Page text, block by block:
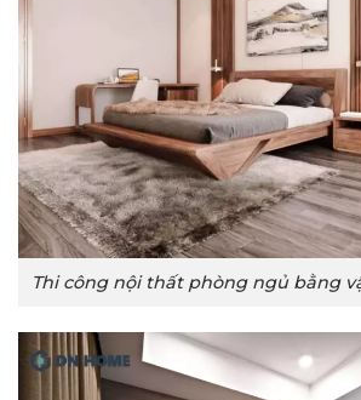
Thi công nội thất phòng ngủ bằng